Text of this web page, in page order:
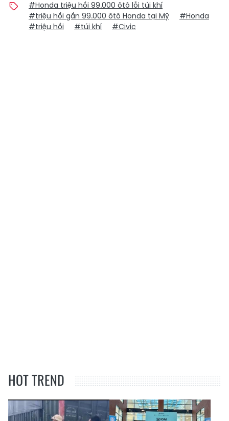
#Honda triệu hồi 99.000 ôtô lỗi túi khí
#triệu hồi gần 99.000 ôtô Honda tại Mỹ
#Honda
#triệu hồi
#túi khí #Civic
HOT TREND